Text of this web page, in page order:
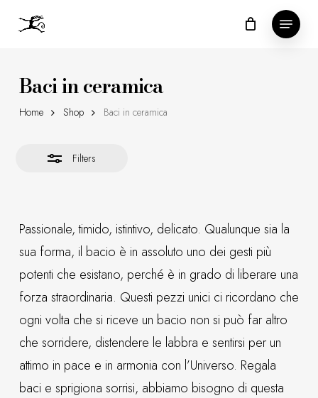
content
Menu
Baci in ceramica
Home Shop Baci in ceramica
Filters
Close
Passionale, timido, istintivo, delicato. Qualunque sia la
sua forma, il bacio è in assoluto uno dei gesti più
potenti che esistano, perché è in grado di liberare una
forza straordinaria. Questi pezzi unici ci ricordano che
ogni volta che si riceve un bacio non si può far altro
che sorridere, distendere le labbra e sentirsi per un
attimo in pace e in armonia con l’Universo. Regala
baci e sprigiona sorrisi, abbiamo bisogno di questa